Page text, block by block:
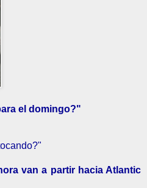
el domingo?"
van a partir hacia Atlantic